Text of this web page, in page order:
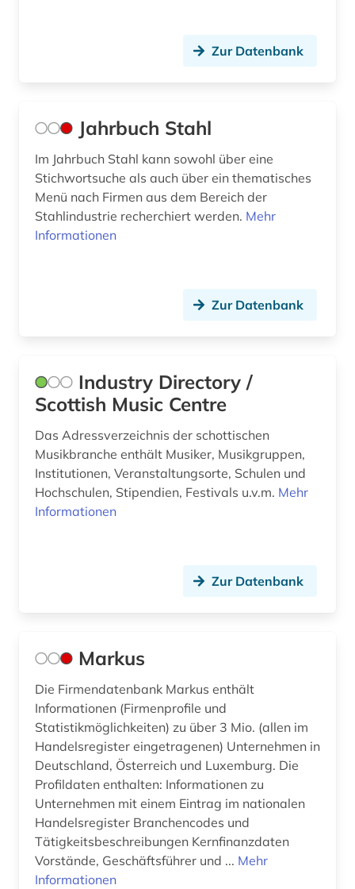
malta (1)
musikbranche (1)
musiker (1)
osteuropa (1)
portugal (1)
produkt (2)
produktinformation (1)
südamerika (1)
tonträger (1)
umweltschutz (1)
unternehmen (19)
unternehmensinformationen (1)
unternehmensverzeichnis (2)
Osteuropa (1)
Ostmitteleuropa (1)
Polen (1)
Portugal (2)
Russland, Sowjetunion (1)
Schweiz (1)
Slowenien (1)
Spanien (2)
Tschechische Republik (1)
Ungarn (1)
Zypern (1)
Zur Datenbank
Jahrbuch Stahl
Im Jahrbuch Stahl kann sowohl über eine
Stichwortsuche als auch über ein thematisches
Menü nach Firmen aus dem Bereich der
Stahlindustrie recherchiert werden. Mehr
Informationen
Zur Datenbank
Industry Directory /
Scottish Music Centre
Das Adressverzeichnis der schottischen
Musikbranche enthält Musiker, Musikgruppen,
Institutionen, Veranstaltungsorte, Schulen und
Hochschulen, Stipendien, Festivals u.v.m. Mehr
Informationen
Zur Datenbank
Markus
Die Firmendatenbank Markus enthält
Informationen (Firmenprofile und
Statistikmöglichkeiten) zu über 3 Mio. (allen im
Handelsregister eingetragenen) Unternehmen in
Deutschland, Österreich und Luxemburg. Die
Profildaten enthalten: Informationen zu
Unternehmen mit einem Eintrag im nationalen
Handelsregister Branchencodes und
Tätigkeitsbeschreibungen Kernfinanzdaten
Vorstände, Geschäftsführer und ... Mehr
Informationen